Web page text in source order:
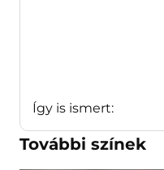
Így is ismert:
További színek